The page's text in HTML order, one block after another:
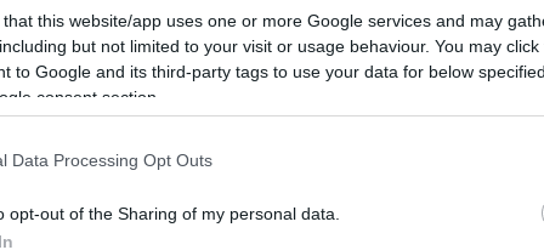
that this website/app uses one or more Google services and may
but not limited to your visit or usage behaviour. You may
to Google and its third-party tags to use your data for below
consent section.
Data Processing Opt Outs
opt-out of the Sharing of my personal data.
Szólj hozzá!
csak a szerző előzetes írásbeli
reserved. Do not use or reproduce without
A